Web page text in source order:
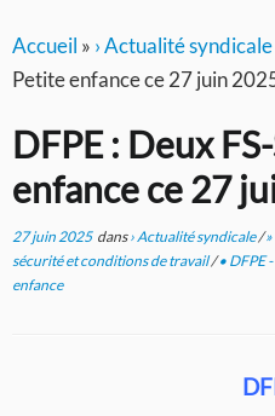
Accueil » › Actualité syndicale
Petite enfance ce 27 juin
DFPE : Deux
enfance ce 27
27 juin 2025dans› Actualité syndicale/
sécurité et conditions de travail/• DFPE
enfance